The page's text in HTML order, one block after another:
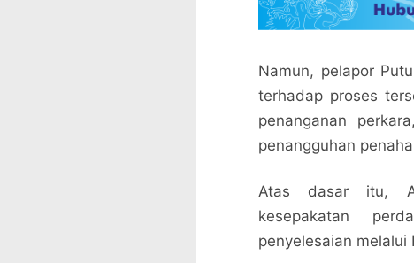
Namun, pelapor
terhadap proses
penanganan
penangguhan
Atas dasar itu,
kesepakatan
penyelesaian melalui